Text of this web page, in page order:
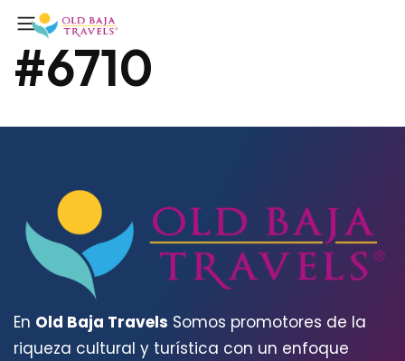
#6710
En Old Baja Travels Somos promotores de la
riqueza cultural y turística con un enfoque